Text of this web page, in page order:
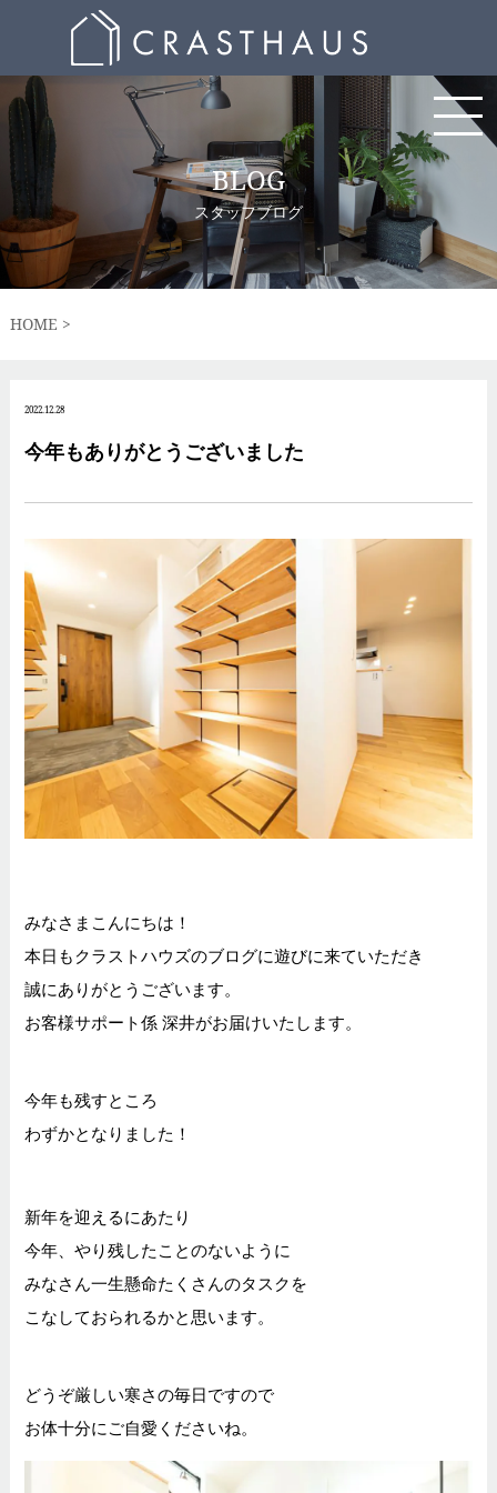
BLOG
スタッフブログ
HOME
2022.12.28
今年もありがとうございました
みなさまこんにちは！
本日もクラストハウズのブログに遊びに来ていただき
誠にありがとうございます。
お客様サポート係 深井がお届けいたします。
今年も残すところ
わずかとなりました！
新年を迎えるにあたり
今年、やり残したことのないように
みなさん一生懸命たくさんのタスクを
こなしておられるかと思います。
どうぞ厳しい寒さの毎日ですので
お体十分にご自愛くださいね。